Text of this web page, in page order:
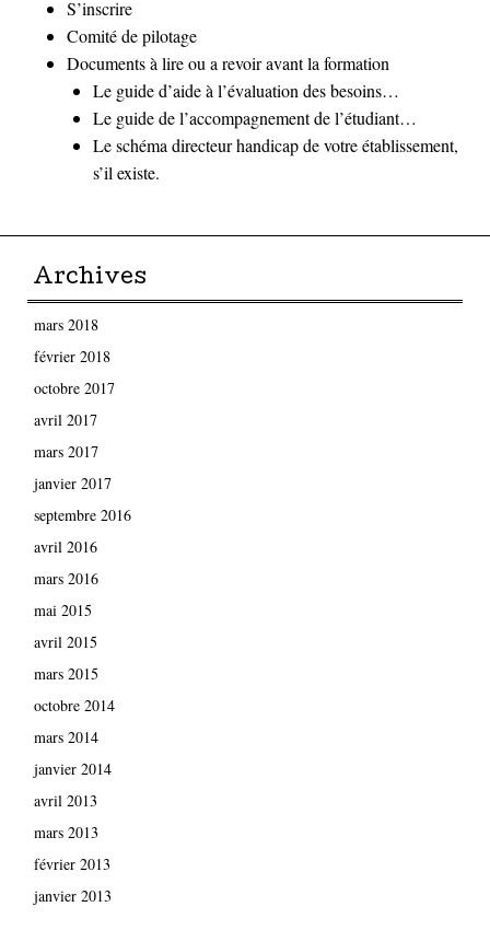
S’inscrire
Comité de pilotage
Documents à lire ou a revoir avant la formation
Le guide d’aide à l’évaluation des besoins…
Le guide de l’accompagnement de l’étudiant…
Le schéma directeur handicap de votre établissement,
s’il existe.
Archives
mars 2018
février 2018
octobre 2017
avril 2017
mars 2017
janvier 2017
septembre 2016
avril 2016
mars 2016
mai 2015
avril 2015
mars 2015
octobre 2014
mars 2014
janvier 2014
avril 2013
mars 2013
février 2013
janvier 2013